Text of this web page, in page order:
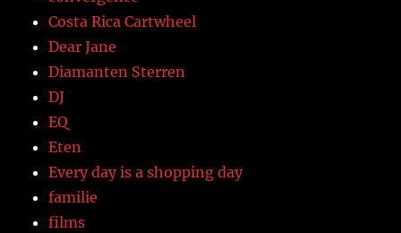
Costa Rica Cartwheel
Dear Jane
Diamanten Sterren
DJ
EQ
Eten
Every day is a shopping day
familie
films